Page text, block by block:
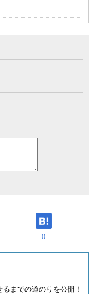
0
までの道のりを公開！